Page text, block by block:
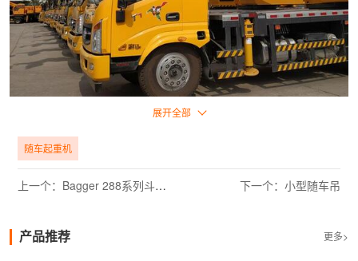
域。了解随车吊的性能指标对于选择适合自己的随车吊、提高使用效
率、保障安全非常重要。下面是随车吊的性能指标解析。
起重量：随车吊的起重量是指它能够举起的最大重量。一般来说，起
工作半径：工作半径是指随车吊能够覆盖的最大半径。工作半径越
展开全部
随车起重机
上一个：Bagger 288系列斗轮式挖掘机 下一个：小型随车吊
产品推荐 更多>